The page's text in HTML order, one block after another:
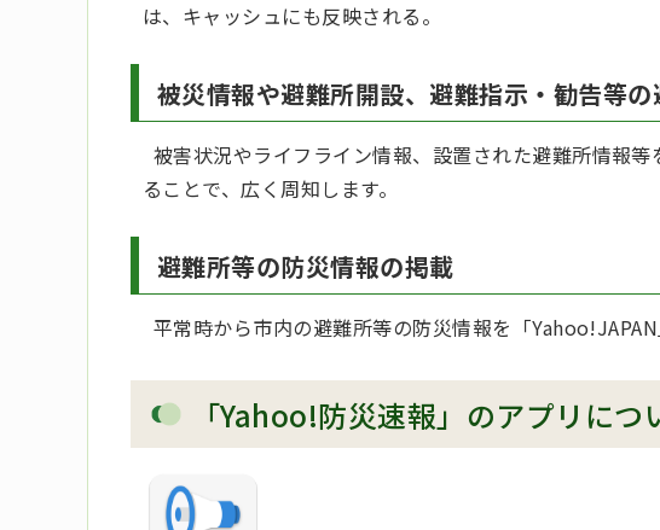
は、キャッシュにも反映される。
被災情報や避難所開設、避難指示・勧告等
被害状況やライフライン情報、設置された避難所情報
ることで、広く周知します。
避難所等の防災情報の掲載
平常時から市内の避難所等の防災情報を「
「Yahoo!防災速報」のアプリにつ